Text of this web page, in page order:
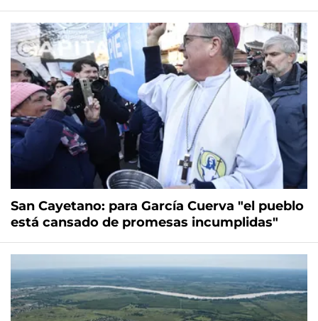
San Cayetano: para García Cuerva "el pueblo
está cansado de promesas incumplidas"